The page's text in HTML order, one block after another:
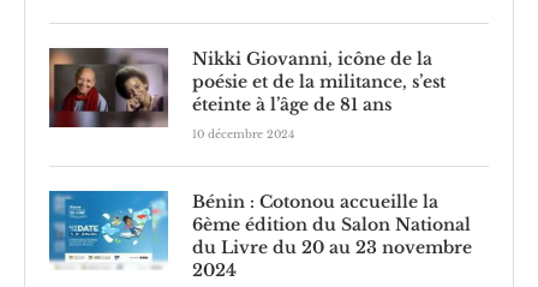
Nikki Giovanni, icône de la
poésie et de la militance, s’est
éteinte à l’âge de 81 ans
10 décembre 2024
Bénin : Cotonou accueille la
6ème édition du Salon National
du Livre du 20 au 23 novembre
2024